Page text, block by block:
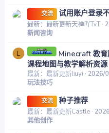
交流 试用账户登录
最新：最新更新天禅吖TvT
新闻咨询
L
Minecraft 教育
课程地图与教学解析资源
最新：最新更新liuyi
2026/
玩法技巧
交流 种子推荐
最新：最新更新Castle
其他创作